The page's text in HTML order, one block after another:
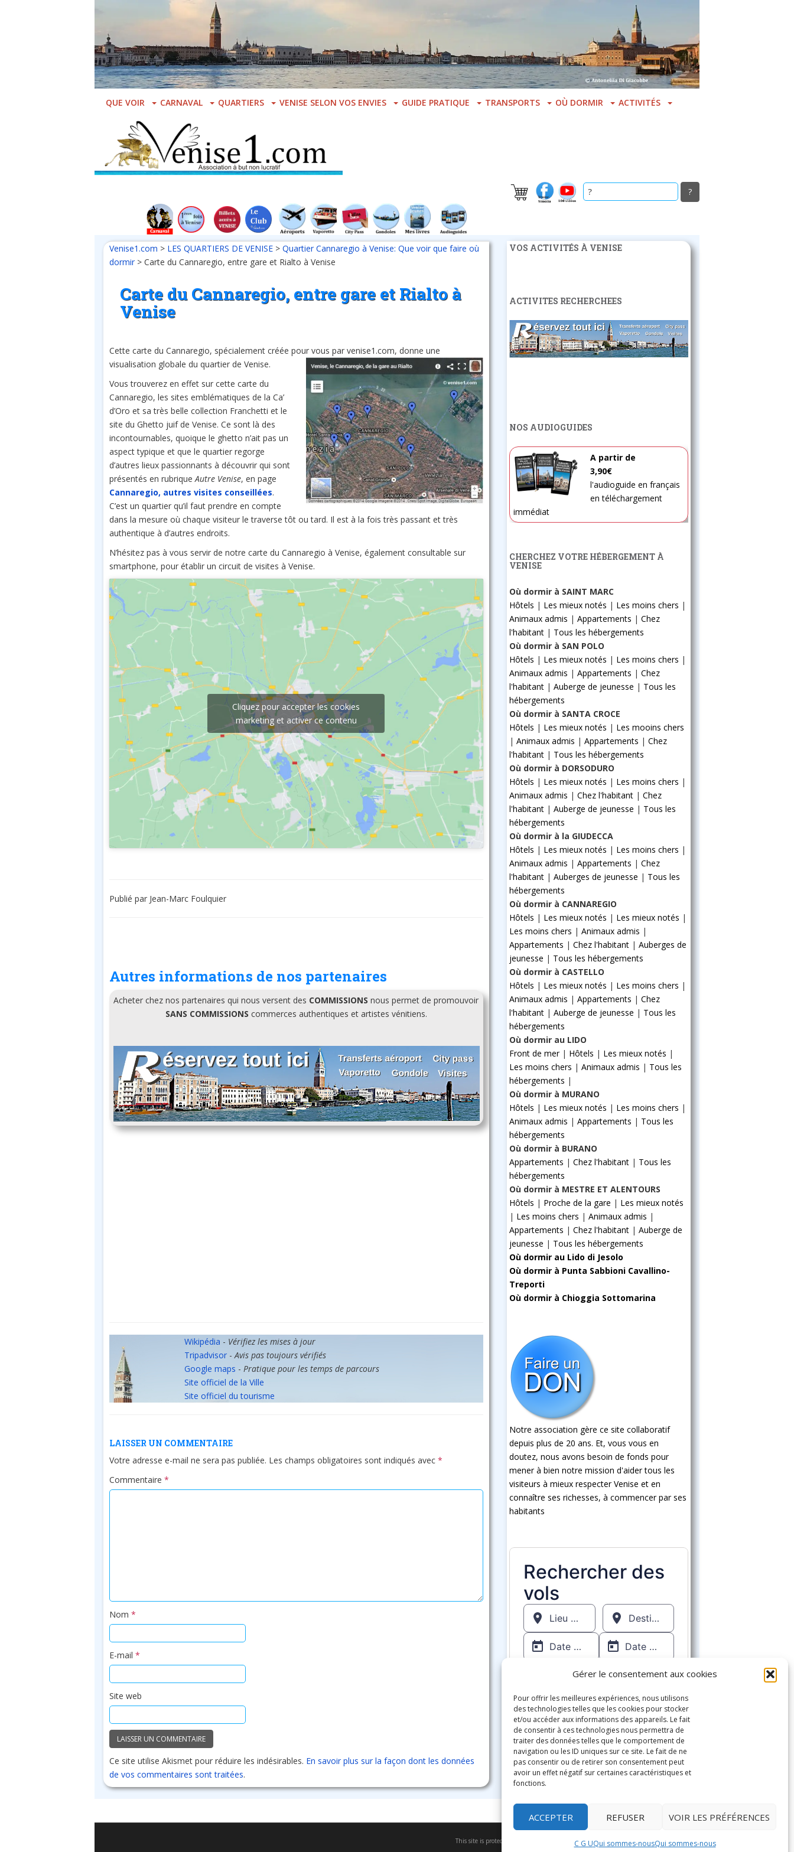
Gérer le consentement aux cookies
Pour offrir les meilleures expériences, nous utilisons
des technologies telles que les cookies pour stocker
et/ou accéder aux informations des appareils. Le fait
de consentir à ces technologies nous permettra de
traiter des données telles que le comportement de
navigation ou les ID uniques sur ce site. Le fait de ne
pas consentir ou de retirer son consentement peut
avoir un effet négatif sur certaines caractéristiques et
fonctions.
ACCEPTER REFUSER VOIR LES PRÉFÉRENCES
C G UQui sommes-nousQui sommes-nous
main
content
QUE VOIR CARNAVAL QUARTIERS VENISE SELON VOS ENVIES GUIDE PRATIQUE TRANSPORTS OÙ DORMIR ACTIVITÉS
Venise1.com > LES QUARTIERS DE VENISE > Quartier Cannaregio à Venise: Que voir que faire où
dormir> Carte du Cannaregio, entre gare et Rialto à Venise
Carte du Cannaregio, entre gare et Rialto à
Venise
Cette carte du Cannaregio, spécialement créée pour vous par venise1.com, donne une
visualisation globale du quartier de Venise.
Vous trouverez en effet sur cette carte du
Cannaregio, les sites emblématiques de la Ca’
d’Oro et sa très belle collection Franchetti et le
site du Ghetto juif de Venise. Ce sont là des
incontournables, quoique le ghetto n’ait pas un
aspect typique et que le quartier regorge
d’autres lieux passionnants à découvrir qui sont
présentés en rubriqueAutre Venise, en page
Cannaregio, autres visites conseillées.
C’est un quartier qu’il faut prendre en compte
dans la mesure où chaque visiteur le traverse tôt ou tard. Il est à la fois très passant et très
authentique à d’autres endroits.
N’hésitez pas à vous servir de notre carte du Cannaregio à Venise, également consultable sur
smartphone, pour établir un circuit de visites à Venise.
Cliquez pour accepter les cookies
marketing et activer ce contenu
Publié par Jean-Marc Foulquier
Autres informations de nos partenaires
Acheter chez nos partenaires qui nous versent des COMMISSIONS nous permet de promouvoir
SANS COMMISSIONS commerces authentiques et artistes vénitiens.
Wikipédia - Vérifiez les mises à jour
Tripadvisor-Avis pas toujours vérifiés
Google maps - Pratique pour les temps de parcours
Site officiel de la Ville
Site officiel du tourisme
LAISSER UN COMMENTAIRE
Votre adresse e-mail ne sera pas publiée. Les champs obligatoires sont indiqués avec *
Commentaire *
Nom *
E-mail *
Site web
Ce site utilise Akismet pour réduire les indésirables. En savoir plus sur la façon dont les données
de vos commentaires sont traitées.
VOS ACTIVITÉS À VENISE
ACTIVITES RECHERCHEES
NOS AUDIOGUIDES
A partir de
3,90€
l'audioguide en français
en téléchargement
immédiat
CHERCHEZ VOTRE HÉBERGEMENT À
VENISE
Où dormir à SAINT MARC
Hôtels | Les mieux notés | Les moins chers |
Animaux admis | Appartements | Chez
l'habitant| Tous les hébergements
Où dormir à SAN POLO
Hôtels | Les mieux notés | Les moins chers |
Animaux admis | Appartements | Chez
l'habitant| Auberge de jeunesse | Tous les
hébergements
Où dormir à SANTA CROCE
Hôtels | Les mieux notés | Les mooins chers
| Animaux admis | Appartements | Chez
l'habitant| Tous les hébergements
Où dormir à DORSODURO
Hôtels | Les mieux notés | Les moins chers |
Animaux admis | Chez l'habitant| Chez
l'habitant| Auberge de jeunesse | Tous les
hébergements
Où dormir à la GIUDECCA
Hôtels | Les mieux notés | Les moins chers |
Animaux admis | Appartements | Chez
l'habitant| Auberges de jeunesse | Tous les
hébergements
Où dormir à CANNAREGIO
Hôtels | Les mieux notés | Les mieux notés |
Les moins chers | Animaux admis |
Appartements | Chez l'habitant| Auberges de
jeunesse | Tous les hébergements
Où dormir à CASTELLO
Hôtels | Les mieux notés | Les moins chers |
Animaux admis | Appartements | Chez
l'habitant| Auberge de jeunesse | Tous les
hébergements
Où dormir au LIDO
Front de mer| Hôtels | Les mieux notés |
Les moins chers | Animaux admis | Tous les
hébergements |
Où dormir à MURANO
Hôtels | Les mieux notés | Les moins chers |
Animaux admis | Appartements | Tous les
hébergements
Où dormir à BURANO
Appartements | Chez l'habitant| Tous les
hébergements
Où dormir à MESTRE ET ALENTOURS
Hôtels | Proche de la gare | Les mieux notés
| Les moins chers | Animaux admis |
Appartements | Chez l'habitant| Auberge de
jeunesse | Tous les hébergements
Où dormir au Lido di Jesolo
Où dormir à Punta Sabbioni Cavallino-
Treporti
Où dormir à Chioggia Sottomarina
Notre association gère ce site collaboratif
depuis plus de 20 ans. Et, vous vous en
doutez, nous avons besoin de fonds pour
mener à bien notre mission d'aider tous les
visiteurs à mieux respecter Venise et en
connaître ses richesses, à commencer par ses
habitants
This site is protected by recaptcha and the GooglePrivacy PolicyandTerms of Serviceapply. Thème par